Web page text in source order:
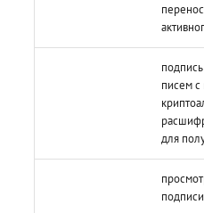
писем
для